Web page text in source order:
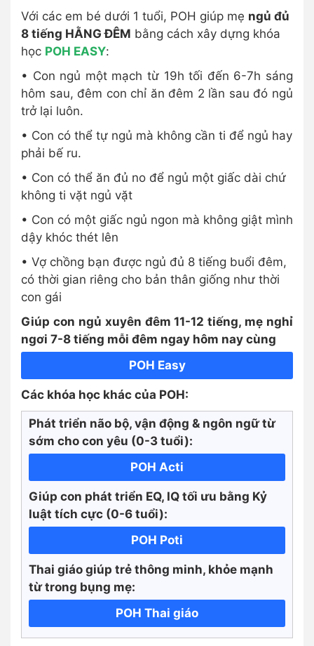
Với các em bé dưới 1 tuổi, POH giúp mẹ ngủ đủ
8 tiếng HẰNG ĐÊM bằng cách xây dựng khóa
học POH EASY:
• Con ngủ một mạch từ 19h tối đến 6-7h sáng
hôm sau, đêm con chỉ ăn đêm 2 lần sau đó ngủ
trở lại luôn.
• Con có thể tự ngủ mà không cần ti để ngủ hay
phải bế ru.
• Con có thể ăn đủ no để ngủ một giấc dài chứ
không ti vặt ngủ vặt
• Con có một giấc ngủ ngon mà không giật mình
dậy khóc thét lên
• Vợ chồng bạn được ngủ đủ 8 tiếng buổi đêm,
có thời gian riêng cho bản thân giống như thời
con gái
Giúp con ngủ xuyên đêm 11-12 tiếng, mẹ nghỉ
ngơi 7-8 tiếng mỗi đêm ngay hôm nay cùng
POH Easy
Các khóa học khác của POH:
Phát triển não bộ, vận động & ngôn ngữ từ
sớm cho con yêu (0-3 tuổi):
POH Acti
Giúp con phát triển EQ, IQ tối ưu bằng Kỷ
luật tích cực (0-6 tuổi):
POH Poti
Thai giáo giúp trẻ thông minh, khỏe mạnh
từ trong bụng mẹ:
POH Thai giáo